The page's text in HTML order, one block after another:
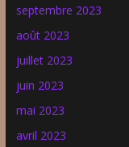
septembre 2023
août 2023
juillet 2023
juin 2023
mai 2023
avril 2023